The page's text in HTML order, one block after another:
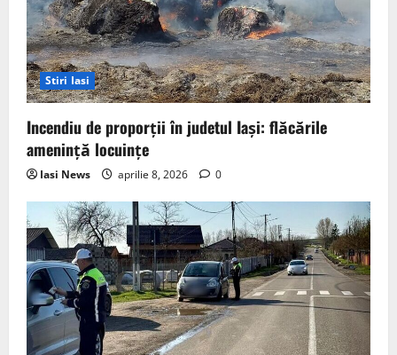
Stiri Iasi
Incendiu de proporții în judetul Iași: flăcările
amenință locuințe
Iasi News aprilie 8, 2026 0